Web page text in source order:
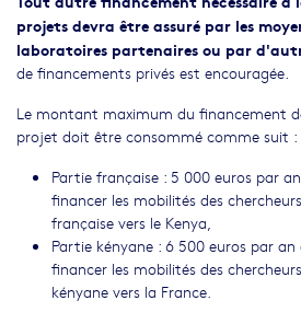
projets devra être assuré par les
laboratoires partenaires ou par
de financements privés est encouragée.
Le montant maximum du financement
projet doit être consommé comme suit :
Partie française : 5 000 euros par
financer les mobilités des
française vers le Kenya,
Partie kényane : 6 500 euros par
financer les mobilités des
kényane vers la France.